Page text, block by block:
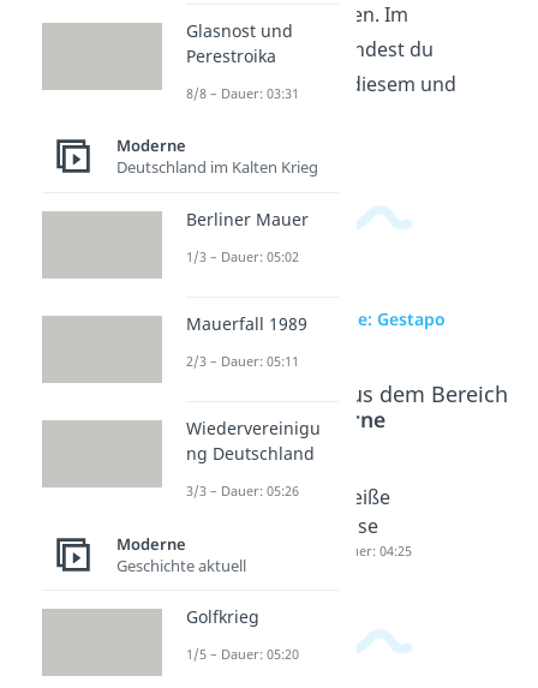
Menschen bestimmten. Im
Geschichtsbereich
findest du
passende Videos zu diesem und
zur Videoseite: Gestapo
Beliebte Inhalte aus dem Bereich
Moderne
Hitlerjug
Weiße
Rose
Dauer: 04:25
Glasnost und
Perestroika
8/8 – Dauer: 03:31
Moderne
Deutschland im Kalten Krieg
Berliner Mauer
1/3 – Dauer: 05:02
Mauerfall 1989
2/3 – Dauer: 05:11
Wiedervereinigu
ng Deutschland
3/3 – Dauer: 05:26
Moderne
Geschichte aktuell
Golfkrieg
1/5 – Dauer: 05:20